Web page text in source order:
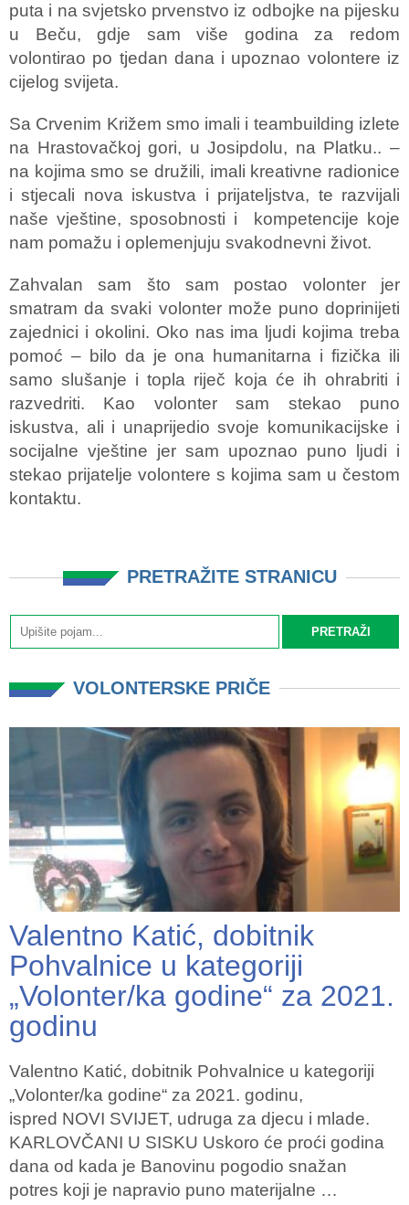
puta i na svjetsko prvenstvo iz odbojke na pijesku
u Beču, gdje sam više godina za redom
volontirao po tjedan dana i upoznao volontere iz
cijelog svijeta.
Sa Crvenim Križem smo imali i teambuilding izlete
na Hrastovačkoj gori, u Josipdolu, na Platku.. –
na kojima smo se družili, imali kreativne radionice
i stjecali nova iskustva i prijateljstva, te razvijali
naše vještine, sposobnosti i kompetencije koje
nam pomažu i oplemenjuju svakodnevni život.
Zahvalan sam što sam postao volonter jer
smatram da svaki volonter može puno doprinijeti
zajednici i okolini. Oko nas ima ljudi kojima treba
pomoć – bilo da je ona humanitarna i fizička ili
samo slušanje i topla riječ koja će ih ohrabriti i
razvedriti. Kao volonter sam stekao puno
iskustva, ali i unaprijedio svoje komunikacijske i
socijalne vještine jer sam upoznao puno ljudi i
stekao prijatelje volontere s kojima sam u čestom
kontaktu.
PRETRAŽITE STRANICU
VOLONTERSKE PRIČE
Valentno Katić, dobitnik
Pohvalnice u kategoriji
„Volonter/ka godine“ za 2021.
godinu
Valentno Katić, dobitnik Pohvalnice u kategoriji
„Volonter/ka godine“ za 2021. godinu,
ispred NOVI SVIJET, udruga za djecu i mlade.
KARLOVČANI U SISKU Uskoro će proći godina
dana od kada je Banovinu pogodio snažan
potres koji je napravio puno materijalne …